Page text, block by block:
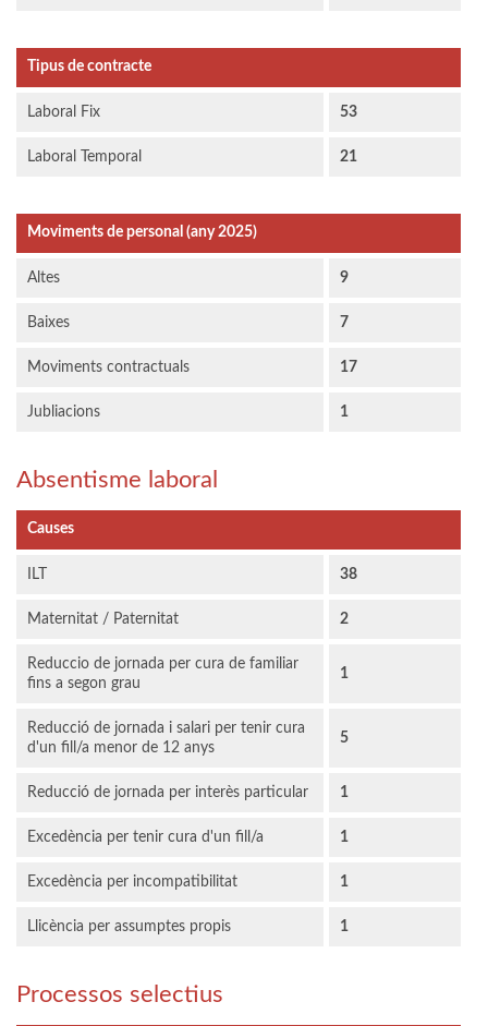
Tipus de contracte
Laboral Fix 53
Laboral Temporal 21
Moviments de personal (any 2025)
Altes 9
Baixes 7
Moviments contractuals 17
Jubliacions 1
Absentisme laboral
Causes
ILT 38
Maternitat / Paternitat 2
Reduccio de jornada per cura de familiar
fins a segon grau
1
Reducció de jornada i salari per tenir cura
d'un fill/a menor de 12 anys
5
Reducció de jornada per interès particular 1
Excedència per tenir cura d'un fill/a 1
Excedència per incompatibilitat 1
Llicència per assumptes propis 1
Processos selectius